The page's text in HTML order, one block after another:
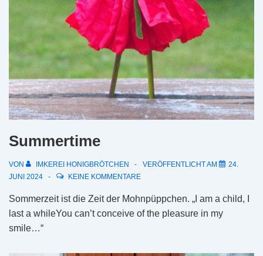
Summertime
VON IMKEREI HONIGBRÖTCHEN VERÖFFENTLICHT AM
24.
JUNI 2024
KEINE KOMMENTARE
Sommerzeit ist die Zeit der Mohnpüppchen. „I am a child, I
last a whileYou can’t conceive of the pleasure in my
smile…“